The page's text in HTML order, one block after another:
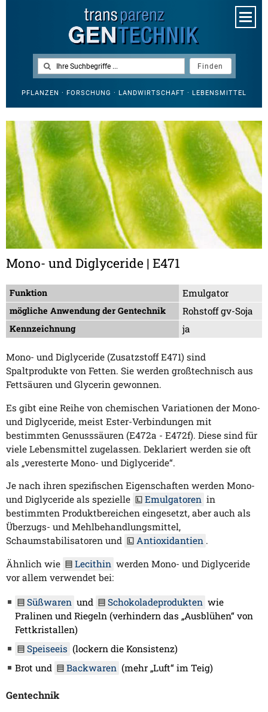
PFLANZEN · FORSCHUNG · LANDWIRTSCHAFT · LEBENSMITTEL
Mono- und Diglyceride | E471
Funktion Emulgator
mögliche Anwendung der Gentechnik Rohstoff gv-Soja
Kennzeichnung ja
Mono- und Diglyceride (Zusatzstoff E471) sind
Spaltprodukte von Fetten. Sie werden großtechnisch aus
Fettsäuren und Glycerin gewonnen.
Es gibt eine Reihe von chemischen Variationen der Mono-
und Diglyceride, meist Ester-Verbindungen mit
bestimmten Genusssäuren (E472a - E472f). Diese sind für
viele Lebensmittel zugelassen. Deklariert werden sie oft
als „veresterte Mono- und Diglyceride“.
Je nach ihren spezifischen Eigenschaften werden Mono-
und Diglyceride als spezielle
Emulgatoren in
bestimmten Produktbereichen eingesetzt, aber auch als
Überzugs- und Mehlbehandlungsmittel,
Schaumstabilisatoren und
Antioxidantien .
Ähnlich wie
Lecithin werden Mono- und Diglyceride
vor allem verwendet bei:
Süßwaren und Schokoladeprodukten wie
Pralinen und Riegeln (verhindern das „Ausblühen“ von
Fettkristallen)
Speiseeis (lockern die Konsistenz)
Brot und
Backwaren (mehr „Luft“ im Teig)
Gentechnik